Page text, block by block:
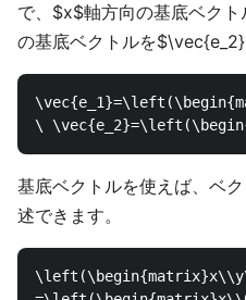
で、$x$軸方向の基底ベク
の基底ベクトルを
基底ベクトルを使えば、ベ
述できます。